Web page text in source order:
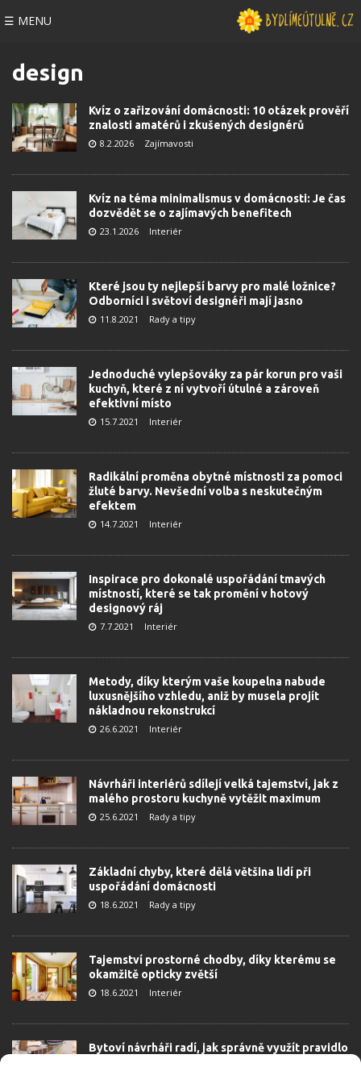
☰ MENU
design
Kvíz o zařizování domácnosti: 10 otázek prověří
znalosti amatérů i zkušených designérů
8.2.2026 Zajímavosti
Kvíz na téma minimalismus v domácnosti: Je čas
dozvědět se o zajímavých benefitech
23.1.2026 Interiér
Které jsou ty nejlepší barvy pro malé ložnice?
Odborníci i světoví designéři mají jasno
11.8.2021 Rady a tipy
Jednoduché vylepšováky za pár korun pro vaši
kuchyň, které z ní vytvoří útulné a zároveň
efektivní místo
15.7.2021 Interiér
Radikální proměna obytné místnosti za pomoci
žluté barvy. Nevšední volba s neskutečným
efektem
14.7.2021 Interiér
Inspirace pro dokonalé uspořádání tmavých
místností, které se tak promění v hotový
designový ráj
7.7.2021 Interiér
Metody, díky kterým vaše koupelna nabude
luxusnějšího vzhledu, aniž by musela projít
nákladnou rekonstrukcí
26.6.2021 Interiér
Návrháři interiérů sdílejí velká tajemství, jak z
malého prostoru kuchyně vytěžit maximum
25.6.2021 Rady a tipy
Základní chyby, které dělá většina lidí při
uspořádání domácnosti
18.6.2021 Rady a tipy
Tajemství prostorné chodby, díky kterému se
okamžitě opticky zvětší
18.6.2021 Interiér
Bytoví návrháři radí, jak správně využít pravidlo